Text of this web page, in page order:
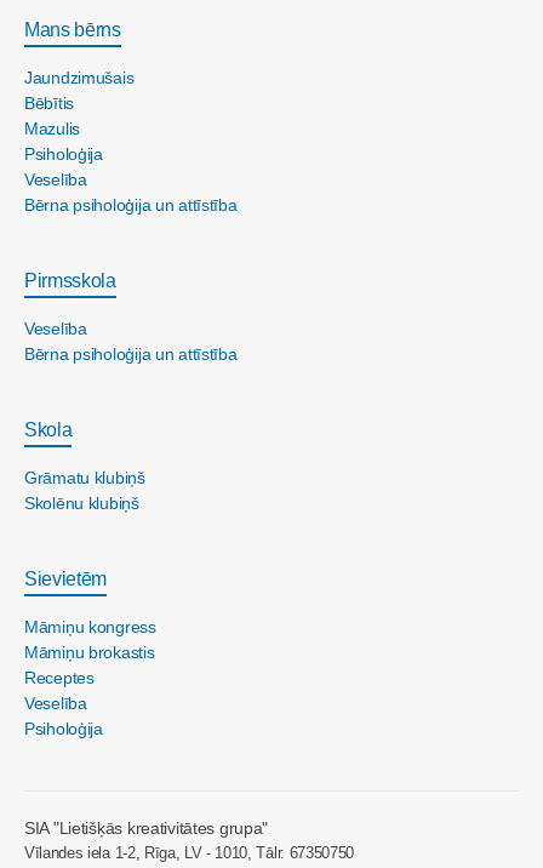
Mans bērns
Jaundzimušais
Bēbītis
Mazulis
Psiholoģija
Veselība
Bērna psiholoģija un attīstība
Pirmsskola
Veselība
Bērna psiholoģija un attīstība
Skola
Grāmatu klubiņš
Skolēnu klubiņš
Sievietēm
Māmiņu kongress
Māmiņu brokastis
Receptes
Veselība
Psiholoģija
SIA "Lietišķās kreativitātes grupa"
Vīlandes iela 1-2, Rīga, LV - 1010, Tālr. 67350750